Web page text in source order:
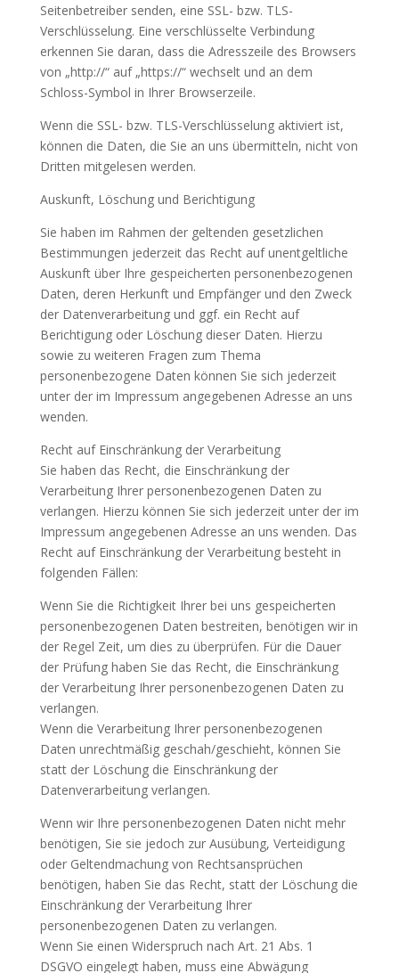
Seitenbetreiber senden, eine SSL- bzw. TLS-
Verschlüsselung. Eine verschlüsselte Verbindung
erkennen Sie daran, dass die Adresszeile des Browsers
von „http://“ auf „https://“ wechselt und an dem
Schloss-Symbol in Ihrer Browserzeile.
Wenn die SSL- bzw. TLS-Verschlüsselung aktiviert ist,
können die Daten, die Sie an uns übermitteln, nicht von
Dritten mitgelesen werden.
Auskunft, Löschung und Berichtigung
Sie haben im Rahmen der geltenden gesetzlichen
Bestimmungen jederzeit das Recht auf unentgeltliche
Auskunft über Ihre gespeicherten personenbezogenen
Daten, deren Herkunft und Empfänger und den Zweck
der Datenverarbeitung und ggf. ein Recht auf
Berichtigung oder Löschung dieser Daten. Hierzu
sowie zu weiteren Fragen zum Thema
personenbezogene Daten können Sie sich jederzeit
unter der im Impressum angegebenen Adresse an uns
wenden.
Recht auf Einschränkung der Verarbeitung
Sie haben das Recht, die Einschränkung der
Verarbeitung Ihrer personenbezogenen Daten zu
verlangen. Hierzu können Sie sich jederzeit unter der im
Impressum angegebenen Adresse an uns wenden. Das
Recht auf Einschränkung der Verarbeitung besteht in
folgenden Fällen:
Wenn Sie die Richtigkeit Ihrer bei uns gespeicherten
personenbezogenen Daten bestreiten, benötigen wir in
der Regel Zeit, um dies zu überprüfen. Für die Dauer
der Prüfung haben Sie das Recht, die Einschränkung
der Verarbeitung Ihrer personenbezogenen Daten zu
verlangen.
Wenn die Verarbeitung Ihrer personenbezogenen
Daten unrechtmäßig geschah/geschieht, können Sie
statt der Löschung die Einschränkung der
Datenverarbeitung verlangen.
Wenn wir Ihre personenbezogenen Daten nicht mehr
benötigen, Sie sie jedoch zur Ausübung, Verteidigung
oder Geltendmachung von Rechtsansprüchen
benötigen, haben Sie das Recht, statt der Löschung die
Einschränkung der Verarbeitung Ihrer
personenbezogenen Daten zu verlangen.
Wenn Sie einen Widerspruch nach Art. 21 Abs. 1
DSGVO eingelegt haben, muss eine Abwägung